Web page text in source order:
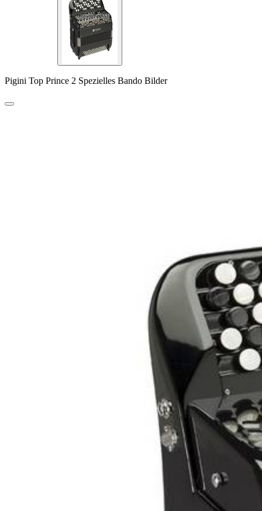
Pigini Top Prince 2 Spezielles Bando Bilder